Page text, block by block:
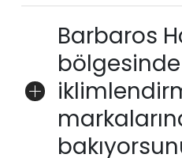
Barbaros